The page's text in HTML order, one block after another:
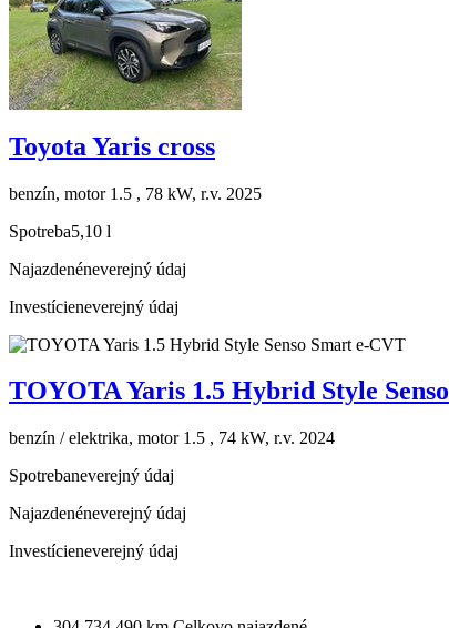
Toyota Yaris cross
benzín, motor 1.5 , 78 kW, r.v. 2025
Spotreba5,10 l
Najazdenéneverejný údaj
Investícieneverejný údaj
TOYOTA Yaris 1.5 Hybrid Style
benzín / elektrika, motor 1.5 , 74 kW, r.v. 2024
Spotrebaneverejný údaj
Najazdenéneverejný údaj
Investícieneverejný údaj